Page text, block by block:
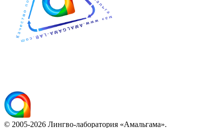
© 2005-2026 Лингво-лаборатория «Амальгама».